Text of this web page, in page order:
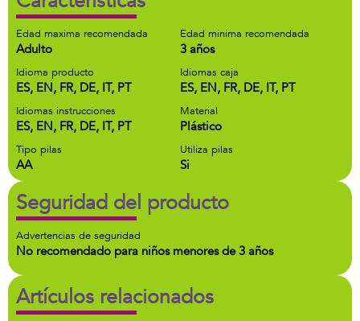
Edad maxima recomendada
Adulto
Edad minima recomendada
3 años
Idioma producto
ES, EN, FR, DE, IT, PT
Idiomas caja
ES, EN, FR, DE, IT, PT
Idiomas instrucciones
ES, EN, FR, DE, IT, PT
Material
Plástico
Tipo pilas
AA
Utiliza pilas
Si
Seguridad del producto
Advertencias de seguridad
No recomendado para niños menores de 3 años
Artículos relacionados